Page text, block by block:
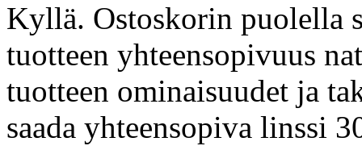
Kyllä. Ostoskorin puolella
tuotteen yhteensopivuus
tuotteen ominaisuudet ja
saada yhteensopiva linssi